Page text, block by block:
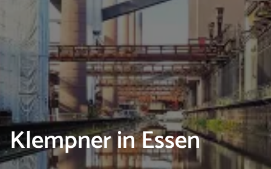
Klempner in Essen